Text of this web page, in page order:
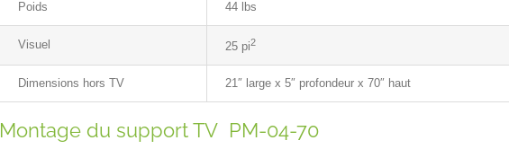
Poids 44 lbs
Visuel 25 pi2
Dimensions hors TV 21″ large x 5″ profondeur x 70″ haut
Montage du support TV PM-04-70